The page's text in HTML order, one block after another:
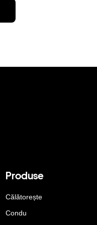
Produse
Călătorește
Condu